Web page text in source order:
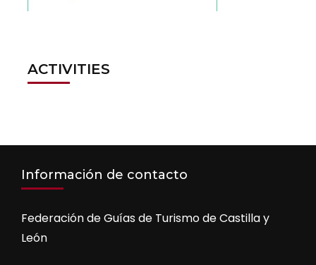
ACTIVITIES
Información de contacto
Federación de Guías de Turismo de Castilla y
León